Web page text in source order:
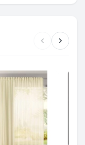
chevron_left chevron_right